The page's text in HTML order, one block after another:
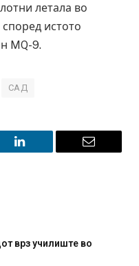
летала во
истото
MQ-9.
САД
LinkedIn Email
повеќе им веруваат на